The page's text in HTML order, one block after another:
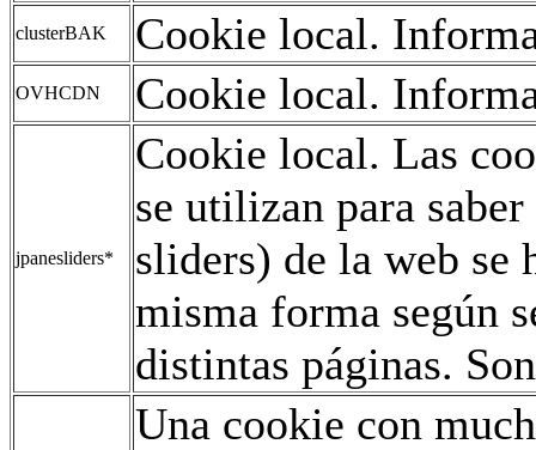
clusterBAK Cookie local.
OVHCDN Cookie local.
jpanesliders*
Cookie local. Las
se utilizan para
sliders) de la web se
misma forma según
distintas páginas.
Una cookie con